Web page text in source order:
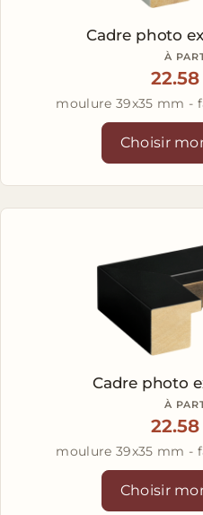
Cadre photo
À
moulure 39x35 mm -
Choisir
Cadre photo
À
moulure 39x35 mm -
Choisir